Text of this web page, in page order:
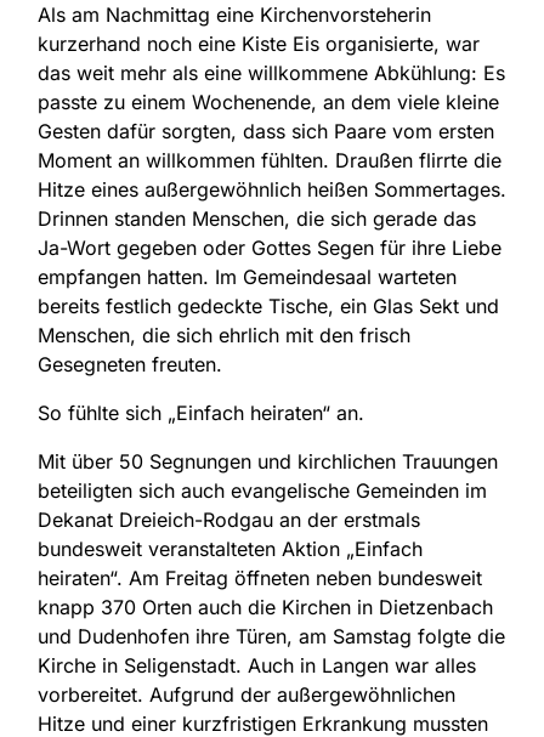
Als am Nachmittag eine Kirchenvorsteherin
kurzerhand noch eine Kiste Eis organisierte, war
das weit mehr als eine willkommene Abkühlung: Es
passte zu einem Wochenende, an dem viele kleine
Gesten dafür sorgten, dass sich Paare vom ersten
Moment an willkommen fühlten. Draußen flirrte die
Hitze eines außergewöhnlich heißen Sommertages.
Drinnen standen Menschen, die sich gerade das
Ja-Wort gegeben oder Gottes Segen für ihre Liebe
empfangen hatten. Im Gemeindesaal warteten
bereits festlich gedeckte Tische, ein Glas Sekt und
Menschen, die sich ehrlich mit den frisch
Gesegneten freuten.
So fühlte sich „Einfach heiraten“ an.
Mit über 50 Segnungen und kirchlichen Trauungen
beteiligten sich auch evangelische Gemeinden im
Dekanat Dreieich-Rodgau an der erstmals
bundesweit veranstalteten Aktion „Einfach
heiraten“. Am Freitag öffneten neben bundesweit
knapp 370 Orten auch die Kirchen in Dietzenbach
und Dudenhofen ihre Türen, am Samstag folgte die
Kirche in Seligenstadt. Auch in Langen war alles
vorbereitet. Aufgrund der außergewöhnlichen
Hitze und einer kurzfristigen Erkrankung mussten